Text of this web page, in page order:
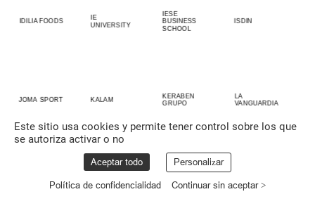
Este sitio usa cookies y permite tener control sobre los que
se autoriza activar o no
Aceptar todo Personalizar
Política de confidencialidad Continuar sin aceptar >
IDILIA FOODS IE
UNIVERSITY
IESE
BUSINESS
SCHOOL
ISDIN
JOMA SPORT KALAM KERABEN
GRUPO
LA
VANGUARDIA